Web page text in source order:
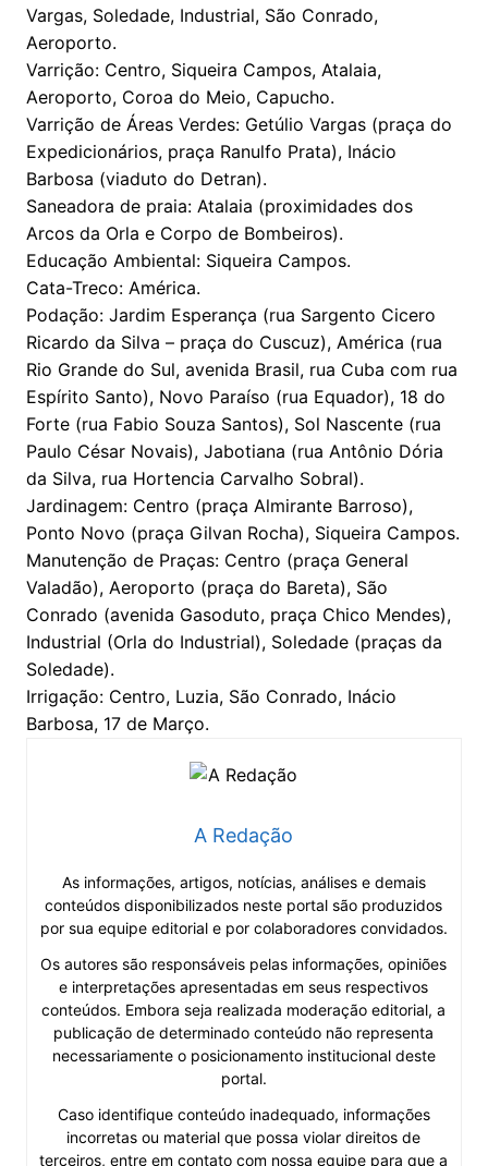
Vargas, Soledade, Industrial, São Conrado,
Aeroporto.
Varrição: Centro, Siqueira Campos, Atalaia,
Aeroporto, Coroa do Meio, Capucho.
Varrição de Áreas Verdes: Getúlio Vargas (praça do
Expedicionários, praça Ranulfo Prata), Inácio
Barbosa (viaduto do Detran).
Saneadora de praia: Atalaia (proximidades dos
Arcos da Orla e Corpo de Bombeiros).
Educação Ambiental: Siqueira Campos.
Cata-Treco: América.
Podação: Jardim Esperança (rua Sargento Cicero
Ricardo da Silva – praça do Cuscuz), América (rua
Rio Grande do Sul, avenida Brasil, rua Cuba com rua
Espírito Santo), Novo Paraíso (rua Equador), 18 do
Forte (rua Fabio Souza Santos), Sol Nascente (rua
Paulo César Novais), Jabotiana (rua Antônio Dória
da Silva, rua Hortencia Carvalho Sobral).
Jardinagem: Centro (praça Almirante Barroso),
Ponto Novo (praça Gilvan Rocha), Siqueira Campos.
Manutenção de Praças: Centro (praça General
Valadão), Aeroporto (praça do Bareta), São
Conrado (avenida Gasoduto, praça Chico Mendes),
Industrial (Orla do Industrial), Soledade (praças da
Soledade).
Irrigação: Centro, Luzia, São Conrado, Inácio
Barbosa, 17 de Março.
A Redação
As informações, artigos, notícias, análises e demais
conteúdos disponibilizados neste portal são produzidos
por sua equipe editorial e por colaboradores convidados.
Os autores são responsáveis pelas informações, opiniões
e interpretações apresentadas em seus respectivos
conteúdos. Embora seja realizada moderação editorial, a
publicação de determinado conteúdo não representa
necessariamente o posicionamento institucional deste
portal.
Caso identifique conteúdo inadequado, informações
incorretas ou material que possa violar direitos de
terceiros, entre em contato com nossa equipe para que a